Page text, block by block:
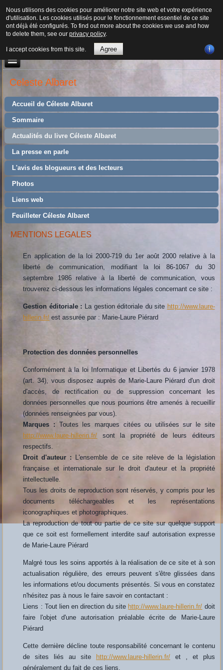
Celeste Albaret
Accueil de Céleste Albaret
Sommaire
Actualités du livre Céleste Albaret
La presse en parle
L'avis des blogueurs et des lecteurs
Photos
Liens web
Feuilleter Céleste Albaret
MENTIONS LEGALES
En application de la loi 2000-719 du 1er août 2000 relative à la
liberté de communication, modifiant la loi 86-1067 du 30
septembre 1986 relative à la liberté de communication, vous
trouverez ci-dessous les informations légales concernant ce site :
Gestion éditoriale : La gestion éditoriale du site http://www.laure-
hillerin.fr/ est assurée par : Marie-Laure Piérard
Protection des données personnelles
Conformément à la loi Informatique et Libertés du 6 janvier 1978
(art. 34), vous disposez auprès de Marie-Laure Piérard d'un droit
d'accès, de rectification ou de suppression concernant les
données personnelles que nous pourrions être amenés à recueillir
(données renseignées par vous).
Marques : Toutes les marques citées ou utilisées sur le site
http://www.laure-hillerin.fr/ sont la propriété de leurs éditeurs
respectifs.
Droit d'auteur : L'ensemble de ce site relève de la législation
française et internationale sur le droit d'auteur et la propriété
intellectuelle.
Tous les droits de reproduction sont réservés, y compris pour les
documents téléchargeables et les représentations
iconographiques et photographiques.
La reproduction de tout ou partie de ce site sur quelque support
que ce soit est formellement interdite sauf autorisation expresse
de Marie-Laure Piérard
Malgré tous les soins apportés à la réalisation de ce site et à son
actualisation régulière, des erreurs peuvent s'être glissées dans
les informations et/ou documents présentés. Si vous en constatez
n'hésitez pas à nous le faire savoir en contactant :
Liens : Tout lien en direction du site http://www.laure-hillerin.fr/ doit
faire l'objet d'une autorisation préalable écrite de Marie-Laure
Piérard
Cette dernière décline toute responsabilité concernant le contenu
de sites liés au site
http://www.laure-hillerin.fr/et , et plus
généralement du fait de ces liens.
Nous utilisons des cookies pour améliorer notre site web et votre expérience
d'utilisation. Les cookies utilisés pour le fonctionnement essentiel de ce site
ont déjà été configurés. To find out more about the cookies we use and how
to delete them, see our privacy policy.
I accept cookies from this site. Agree